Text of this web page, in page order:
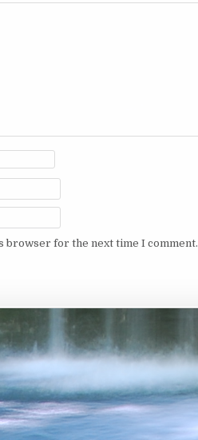
browser for the next time I comment.